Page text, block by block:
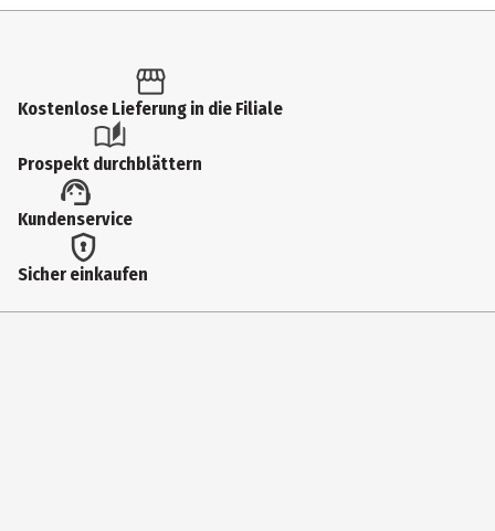
Produkttyp
Kostenlose Lieferung in die Filiale
Prospekt durchblättern
Kundenservice
Sicher einkaufen